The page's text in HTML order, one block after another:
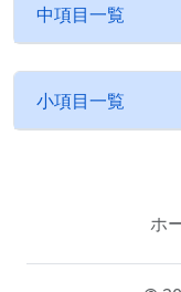
中項目一覧
小項目一覧
ホ